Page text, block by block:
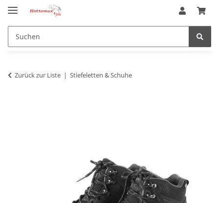
Zurück zur Liste Stiefeletten & Schuhe